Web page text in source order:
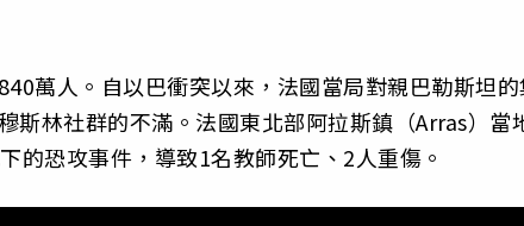
萬人。自以巴衝突以來，法國當局對親巴勒斯坦
斯林社群的不滿。法國東北部阿拉斯鎮（Arras）當
的恐攻事件，導致1名教師死亡、2人重傷。